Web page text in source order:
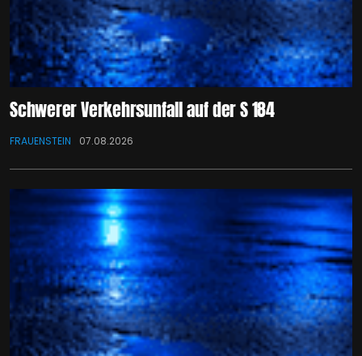
Schwerer Verkehrsunfall auf der S 184
FRAUENSTEIN 07.08.2026